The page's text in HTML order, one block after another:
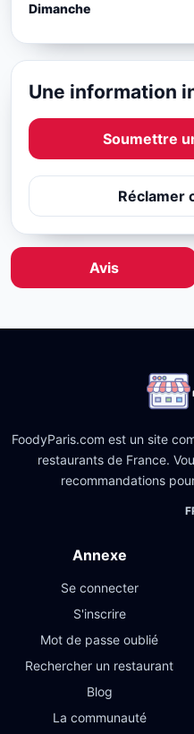
Dimanche
Une information
Soumettre
Réclamer
Avis
FoodyParis.com est un site
restaurants de France.
recommandations
Annexe
Se connecter
S'inscrire
Mot de passe oublié
Rechercher un restaurant
Blog
La communauté